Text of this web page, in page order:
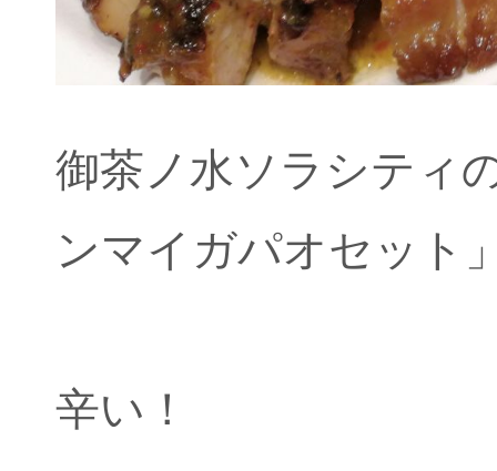
御茶ノ水ソラシティ
ンマイガパオセット
辛い！